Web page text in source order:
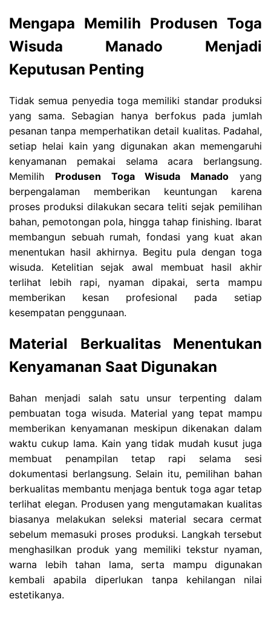
Mengapa Memilih Produsen Toga
Wisuda Manado Menjadi
Keputusan Penting
Tidak semua penyedia toga memiliki standar produksi
yang sama. Sebagian hanya berfokus pada jumlah
pesanan tanpa memperhatikan detail kualitas. Padahal,
setiap helai kain yang digunakan akan memengaruhi
kenyamanan pemakai selama acara berlangsung.
Memilih Produsen Toga Wisuda Manado yang
berpengalaman memberikan keuntungan karena
proses produksi dilakukan secara teliti sejak pemilihan
bahan, pemotongan pola, hingga tahap finishing. Ibarat
membangun sebuah rumah, fondasi yang kuat akan
menentukan hasil akhirnya. Begitu pula dengan toga
wisuda. Ketelitian sejak awal membuat hasil akhir
terlihat lebih rapi, nyaman dipakai, serta mampu
memberikan kesan profesional pada setiap
kesempatan penggunaan.
Material Berkualitas Menentukan
Kenyamanan Saat Digunakan
Bahan menjadi salah satu unsur terpenting dalam
pembuatan toga wisuda. Material yang tepat mampu
memberikan kenyamanan meskipun dikenakan dalam
waktu cukup lama. Kain yang tidak mudah kusut juga
membuat penampilan tetap rapi selama sesi
dokumentasi berlangsung. Selain itu, pemilihan bahan
berkualitas membantu menjaga bentuk toga agar tetap
terlihat elegan. Produsen yang mengutamakan kualitas
biasanya melakukan seleksi material secara cermat
sebelum memasuki proses produksi. Langkah tersebut
menghasilkan produk yang memiliki tekstur nyaman,
warna lebih tahan lama, serta mampu digunakan
kembali apabila diperlukan tanpa kehilangan nilai
estetikanya.